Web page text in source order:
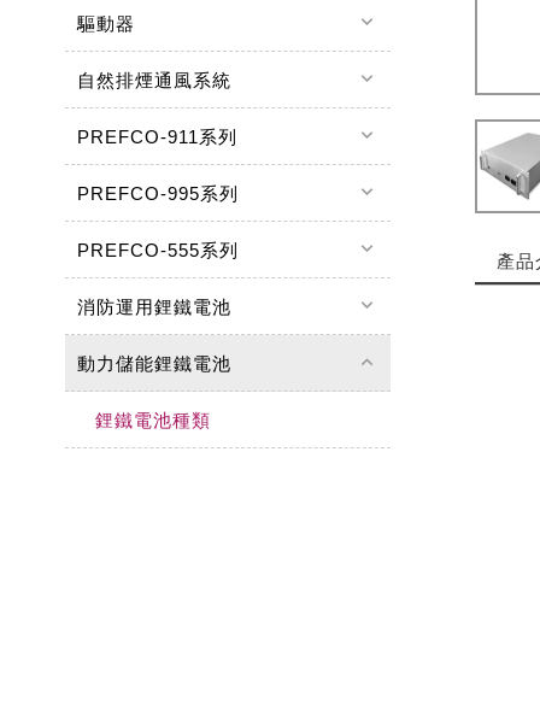
驅動器 keyboard_arrow_down
自然排煙通風系統 keyboard_arrow_down
PREFCO-911系列 keyboard_arrow_down
PREFCO-995系列 keyboard_arrow_down
PREFCO-555系列 keyboard_arrow_down
消防運用鋰鐵電池 keyboard_arrow_down
動力儲能鋰鐵電池 keyboard_arrow_up
鋰鐵電池種類
產品